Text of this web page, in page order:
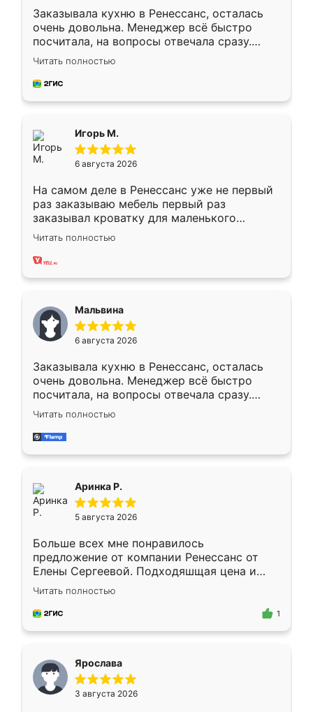
Заказывала кухню в Ренессанс, осталась
очень довольна. Менеджер всё быстро
посчитала, на вопросы отвечала сразу.
Замерщик приехал в субботу, подошёл к
делу со всей ответственностью. Собрали
за день, ребята работали аккуратно, даже
Читать полностью
Игорь М.
6 августа 2026
На самом деле в Ренессанс уже не первый
раз заказываю мебель первый раз
заказывал кроватку для маленького
ребёнка при его рождении ,во второй раз
заказал шкаф-купе. По качеству очень
хорошее сборка достаточно быстрая,
меньше, здесь же он более разнообразный.
Мне нравится ,если что-то потребуется из
мебели буду заказывать только здесь.
Читать полностью
Мальвина
6 августа 2026
Заказывала кухню в Ренессанс, осталась
очень довольна. Менеджер всё быстро
посчитала, на вопросы отвечала сразу.
Замерщик приехал в субботу, подошёл к
делу со всей ответственностью. Собрали
за день, ребята работали аккуратно, даже
Читать полностью
Аринка Р.
5 августа 2026
Больше всех мне понравилось
предложение от компании Ренессанс от
Елены Сергеевой. Подходяшщая цена и
короткие сроки изготовления. Приехавший
для замера сотрудник Владислав
предложил по моему эскизу самый
Читать полностью
1
Ярослава
3 августа 2026